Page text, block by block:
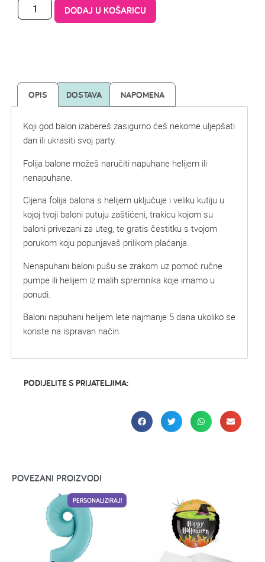
DODAJ U KOŠARICU
OPIS DOSTAVA NAPOMENA
Koji god balon izabereš zasigurno ćeš nekome uljepšati
dan ili ukrasiti svoj party.
Folija balone možeš naručiti napuhane helijem ili
nenapuhane.
Cijena folija balona s helijem uključuje i veliku kutiju u
kojoj tvoji baloni putuju zaštićeni, trakicu kojom su
baloni privezani za uteg, te gratis čestitku s tvojom
porukom koju popunjavaš prilikom plaćanja.
Nenapuhani baloni pušu se zrakom uz pomoć ručne
pumpe ili helijem iz malih spremnika koje imamo u
ponudi.
Baloni napuhani helijem lete najmanje 5 dana ukoliko se
koriste na ispravan način.
PODIJELITE S PRIJATELJIMA:
POVEZANI PROIZVODI
PERSONALIZIRAJ!